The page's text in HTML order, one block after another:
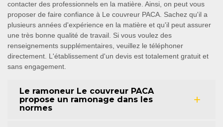
contacter des professionnels en la matière. Ainsi, on peut vous
proposer de faire confiance à Le couvreur PACA. Sachez qu'il a
plusieurs années d'expérience en la matière et qu'il peut assurer
une très bonne qualité de travail. Si vous voulez des
renseignements supplémentaires, veuillez le téléphoner
directement. L'établissement d'un devis est totalement gratuit et
sans engagement.
Le ramoneur Le couvreur PACA
propose un ramonage dans les
normes